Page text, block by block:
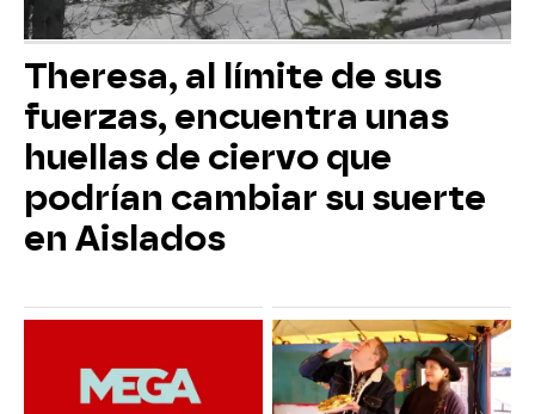
Theresa, al límite de sus
fuerzas, encuentra unas
huellas de ciervo que
podrían cambiar su suerte
en Aislados